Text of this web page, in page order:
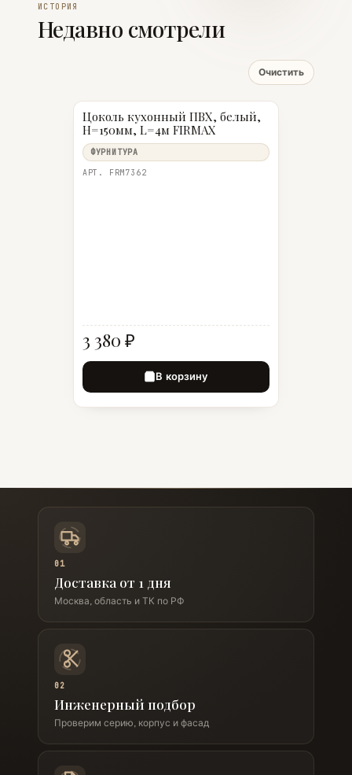
ИСТОРИЯ
Недавно смотрели
Очистить
Цоколь кухонный ПВХ, белый,
H=150мм, L=4м FIRMAX
ФУРНИТУРА
АРТ. FRM7362
3 380 ₽
В корзину
01
Доставка от 1 дня
Москва, область и ТК по РФ
02
Инженерный подбор
Проверим серию, корпус и фасад